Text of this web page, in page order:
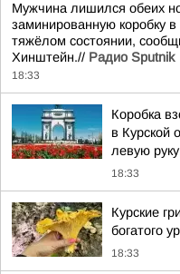
Мужчина лишился обеих
заминированную коробку
тяжёлом состоянии,
Хинштейн.// Радио Sputnik
18:33
Коробка
в Курской
левую
18:33
Курские
богатого
18:33